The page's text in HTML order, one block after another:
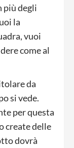
più degli
la
vuoi
come al
da
si vede.
per questa
create delle
dovrà